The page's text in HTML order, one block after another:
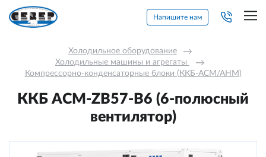
Напишите нам
Холодильное оборудование →
Холодильные машины и агрегаты →
Компрессорно-конденсаторные блоки (ККБ-АСМ/АНМ)
ККБ ACM-ZB57-B6 (6-полюсный
вентилятор)